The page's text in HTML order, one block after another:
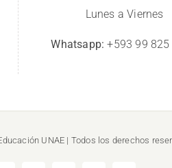
Lunes a Viernes
Whatsapp: +593 99 825
UNAE | Todos los derechos